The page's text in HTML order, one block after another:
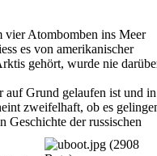
vier Atombomben ins Meer
es von amerikanischer
gehört, wurde nie
auf Grund gelaufen ist und in
zweifelhaft, ob es
Geschichte der russischen